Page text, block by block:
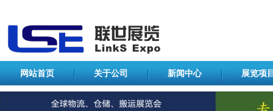
网站首页 关于公司 新闻中心 展览项